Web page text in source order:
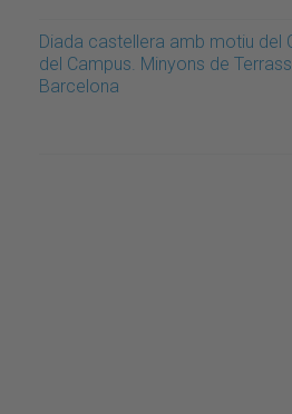
Diada castellera amb motiu del
del Campus. Minyons de
Barcelona